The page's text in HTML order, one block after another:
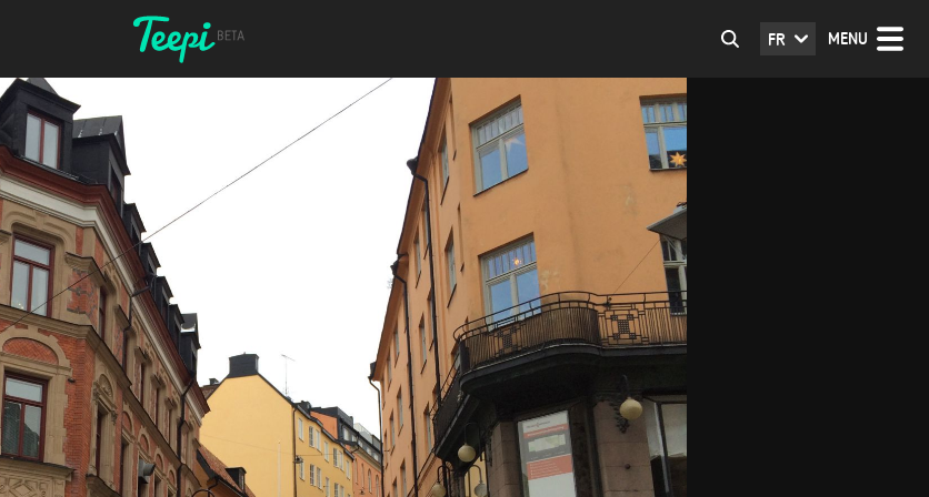
MENU
FR